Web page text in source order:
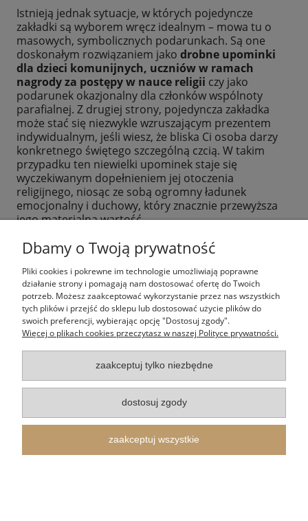
Istnieją jednak sytuacje, w których pojedyncze
zakładki są wyborem wręcz idealnym – mowa tu o
masowych, symbolicznych podarunkach. Są one
doskonałym rozwiązaniem jako drobne upominki
dla dzieci komunijnych, uczniów w ramach
nagrody za postępy w nauce religii czy jako
podarunek okazjonalny dla członków wspólnoty
parafialnej. Z drugiej strony, pojedyncza zakładka
może stać się niezwykle wzruszającym prezentem
indywidualnym, jeśli wiesz, że bliska Ci osoba darzy
konkretnego świętego szczególną czcią. W takim
przypadku ten niewielki upominek staje się
wyczekiwanym dopełnieniem jej otoczenia
religijnego, niosąc ze sobą ogromny ładunek
emocjonalny i duchowy, który znacznie przewyższa
jego materialną wartość.
Wysyłka i zakup Twojej
zakładki do książki
religijnej – gwarancja
bezpiecznej dostawy
Kiedy zdecydujesz się na zakup wybranejzakładki
, dbamy o to, aby proces realizacji
zamówienia był równie profesjonalny, co sama jej
produkcja. Jeśli Twoim planom zakupowym
towarzyszy wybór nowego modlitewnika, Biblii lub
Dbamy o Twoją prywatność
Pliki cookies i pokrewne im technologie umożliwiają poprawne
działanie strony i pomagają nam dostosować ofertę do Twoich
potrzeb. Możesz zaakceptować wykorzystanie przez nas wszystkich
tych plików i przejść do sklepu lub dostosować użycie plików do
swoich preferencji, wybierając opcję "Dostosuj zgody".
Więcej o plikach cookies przeczytasz w naszej Polityce prywatności.
zaakceptuj tylko niezbędne
dostosuj zgody
zaakceptuj wszystkie